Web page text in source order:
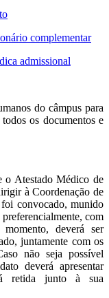
complementar
admissional
do câmpus para
os documentos e
o Atestado Médico de
à Coordenação de
convocado, munido
com
deverá ser
juntamente com os
não seja possível
deverá apresentar
retida junto à sua